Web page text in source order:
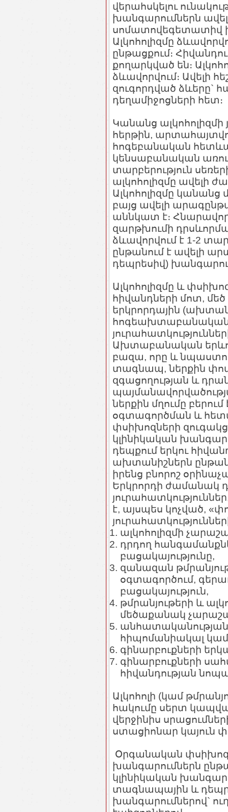
վերահսկելու
խանգարումներն
սոմատովեգետատիվ
Ալկոհոլիզմը
ընթացքում։
քողարկված են։
ձևավորվում։ Ավելի
զուգորդված ձևերը`
դեղամիջոցների հետ։
Կանանց ալկոհոլիզմի
հերթին,
հոգեբանական
կենսաբանական
տարբերություն
ալկոհոլիզմը ավելի
Ալկոհոլիզմը կանանց
բայց ավելի
աննկատ է։
զարթխումի
ձևավորվում է 1-2
ընթանում է ավելի
դեպրեսիվ)
Ալկոհոլիզմը և
հիվանդների մոտ, մեծ
երկրորդային
հոգեախտաբանական
Ախտաբանական
բազա, որը և
տագնապ, ներքին
զգացողության և
ներքին մղումը
օգտագործման և
փսիխոզների
կլինիկական
դեպքում երկու
ախտանիշներն
իրենց բնորոշ
Երկրորդի ժամանակ
է, այսպես կոչված,
ալկոհոլիզմի
դրդող
բացակայությունը,
զանազան
օգտագործում,
բացակայություն,
թմրանյութերի և
մեծաքանակ
անհատականության
հիպոմանիակալ կամ
գինարբուքների
գինարբուքների
հիվանդության
Ալկոհոլի (կամ
հակումը սերտ
վերջինիս
ստացիոնար կայուն
Օրգանական
խանգարումներն
կլինիկական
տագնապային և
խանգարումներով`